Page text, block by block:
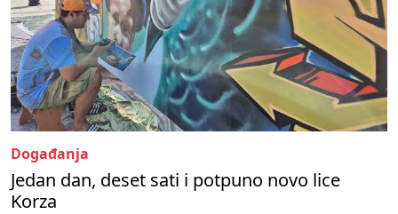
Događanja
Jedan dan, deset sati i potpuno novo lice
Korza